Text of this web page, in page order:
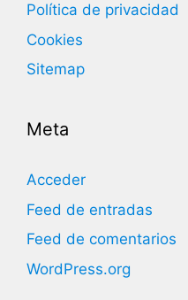
Política de privacidad
Cookies
Sitemap
Meta
Acceder
Feed de entradas
Feed de comentarios
WordPress.org